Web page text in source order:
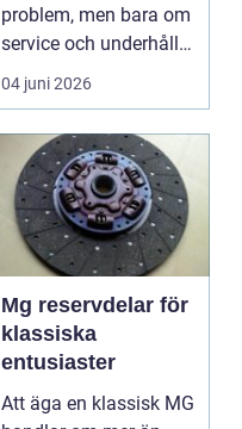
problem, men bara om
service och underhåll
sköts i tid. I...
04 juni 2026
Mg reservdelar för
klassiska
entusiaster
Att äga en klassisk MG